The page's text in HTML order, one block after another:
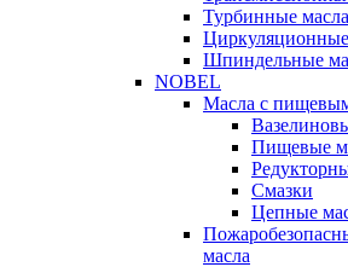
Турбинные масла
Шпиндельные
NOBEL
Масла с
Пищевые
Смазки
Цепные
масла